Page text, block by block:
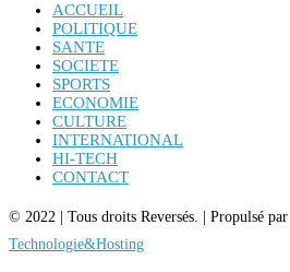
ACCUEIL
POLITIQUE
SANTE
SOCIETE
SPORTS
ECONOMIE
CULTURE
INTERNATIONAL
HI-TECH
CONTACT
© 2022 | Tous droits Reversés. | Propulsé par
Technologie&Hosting